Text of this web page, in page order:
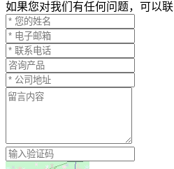
如果您对我们有任何问题，可以